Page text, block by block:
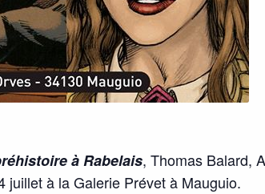
à Rabelais, Thomas Balard,
juillet à la Galerie Prévet à Mauguio.